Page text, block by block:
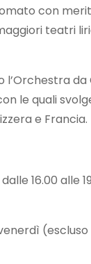
con
teatri
le quali
e Francia.
16.00 alle
(escluso